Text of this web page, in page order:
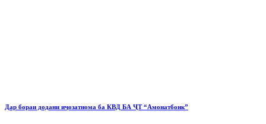
Дар бораи додани иҷозатнома ба КВД БА ҶТ “Амонатбонк”